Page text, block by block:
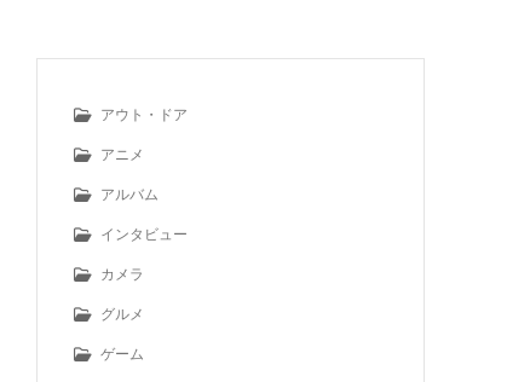
アウト・ドア
アニメ
アルバム
インタビュー
カメラ
グルメ
ゲーム